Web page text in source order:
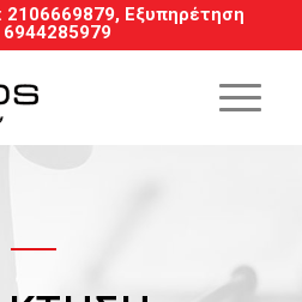
2106669879, Εξυπηρέτηση
6944285979